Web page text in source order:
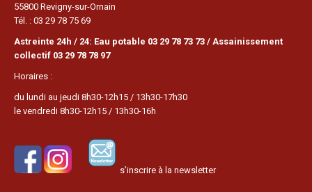
55800 Revigny-sur-Ornain
Tél. : 03 29 78 75 69
Astreinte 24h / 24: Eau potable 03 29 78 73 73 / Assainissement
collectif 03 29 78 78 97
Horaires :
du lundi au jeudi 8h30-12h15 / 13h30-17h30
le vendredi 8h30-12h15 / 13h30-16h
s’inscrire à la newsletter